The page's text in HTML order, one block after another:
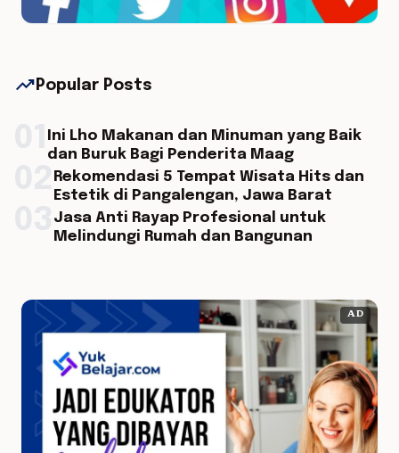
trending_up Popular Posts
Ini Lho Makanan dan Minuman yang Baik
dan Buruk Bagi Penderita Maag
Rekomendasi 5 Tempat Wisata Hits dan
Estetik di Pangalengan, Jawa Barat
Jasa Anti Rayap Profesional untuk
Melindungi Rumah dan Bangunan
AD